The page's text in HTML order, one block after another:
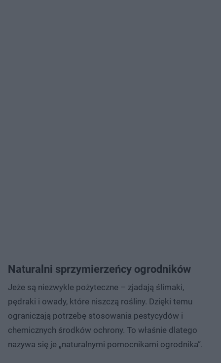
Naturalni sprzymierzeńcy ogrodników
Jeże są niezwykle pożyteczne – zjadają ślimaki,
pędraki i owady, które niszczą rośliny. Dzięki temu
ograniczają potrzebę stosowania pestycydów i
chemicznych środków ochrony. To właśnie dlatego
nazywa się je „naturalnymi pomocnikami ogrodnika”.